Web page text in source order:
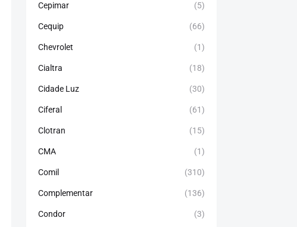
Cepimar (5)
Cequip (66)
Chevrolet (1)
Cialtra (18)
Cidade Luz (30)
Ciferal (61)
Clotran (15)
CMA (1)
Comil (310)
Complementar (136)
Condor (3)